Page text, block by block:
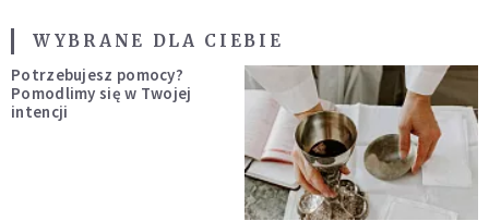
WYBRANE DLA CIEBIE
Potrzebujesz pomocy?
Pomodlimy się w Twojej
intencji